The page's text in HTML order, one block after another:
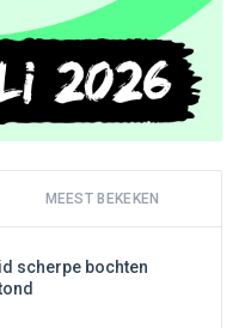
MEEST BEKEKEN
scherpe bochten